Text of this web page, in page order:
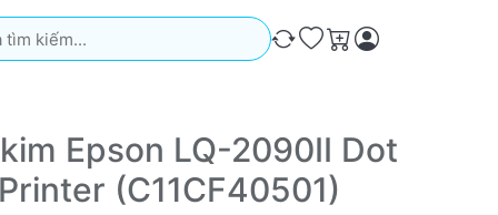
Kết quả sẽ tự động xuất hiện khi bạn nhập. Nhấn phím
So sánh
Ưa thích
Giỏ hàng
Epson LQ-2090II Dot
(C11CF40501)